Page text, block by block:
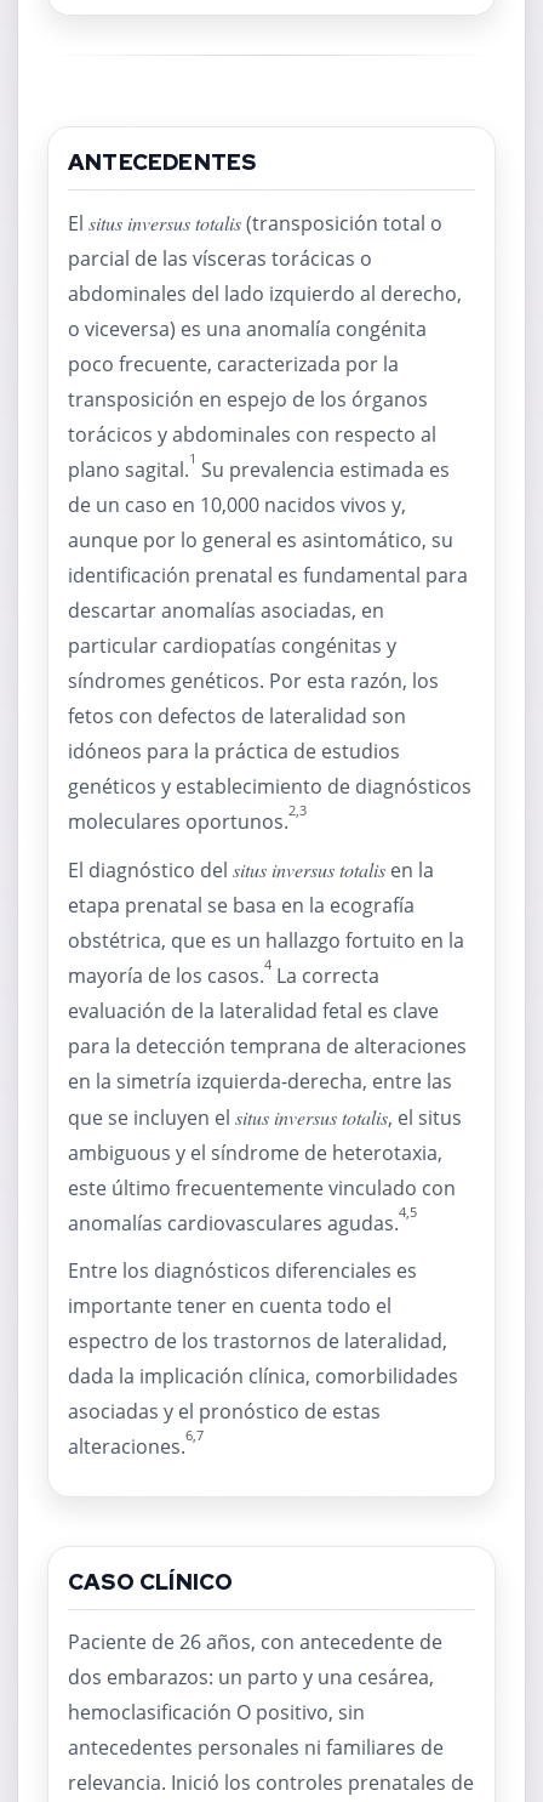
ANTECEDENTES
El situs inversus totalis(transposición total o
parcial de las vísceras torácicas o
abdominales del lado izquierdo al derecho,
o viceversa) es una anomalía congénita
poco frecuente, caracterizada por la
transposición en espejo de los órganos
torácicos y abdominales con respecto al
plano sagital.1 Su prevalencia estimada es
de un caso en 10,000 nacidos vivos y,
aunque por lo general es asintomático, su
identificación prenatal es fundamental para
descartar anomalías asociadas, en
particular cardiopatías congénitas y
síndromes genéticos. Por esta razón, los
fetos con defectos de lateralidad son
idóneos para la práctica de estudios
genéticos y establecimiento de diagnósticos
moleculares oportunos.2,3
El diagnóstico del situs inversus totalis en la
etapa prenatal se basa en la ecografía
obstétrica, que es un hallazgo fortuito en la
mayoría de los casos.4 La correcta
evaluación de la lateralidad fetal es clave
para la detección temprana de alteraciones
en la simetría izquierda-derecha, entre las
que se incluyen el situs inversus totalis, el situs
ambiguous y el síndrome de heterotaxia,
este último frecuentemente vinculado con
anomalías cardiovasculares agudas.4,5
Entre los diagnósticos diferenciales es
importante tener en cuenta todo el
espectro de los trastornos de lateralidad,
dada la implicación clínica, comorbilidades
asociadas y el pronóstico de estas
alteraciones.6,7
CASO CLÍNICO
Paciente de 26 años, con antecedente de
dos embarazos: un parto y una cesárea,
hemoclasificación O positivo, sin
antecedentes personales ni familiares de
relevancia. Inició los controles prenatales de